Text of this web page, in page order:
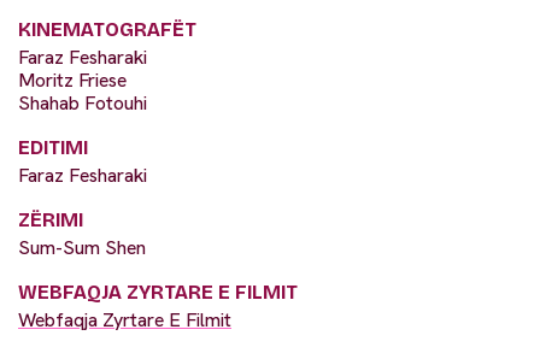
KINEMATOGRAFËT
Faraz Fesharaki
Moritz Friese
Shahab Fotouhi
EDITIMI
Faraz Fesharaki
ZËRIMI
Sum-Sum Shen
WEBFAQJA ZYRTARE E FILMIT
Webfaqja Zyrtare E Filmit